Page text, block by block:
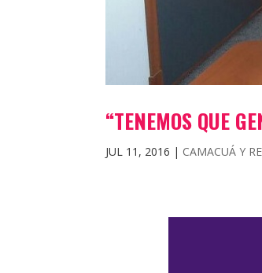
“TENEMOS QUE
JUL 11, 2016 | CAMACUÁ Y